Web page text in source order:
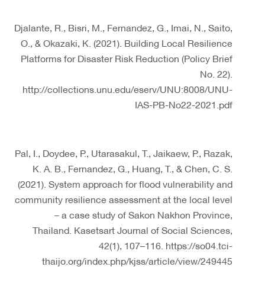
Djalante, R., Bisri, M., Fernandez, G., Imai, N., Saito,
O., & Okazaki, K. (2021). Building Local Resilience
Platforms for Disaster Risk Reduction (Policy Brief
No. 22).
http://collections.unu.edu/eserv/UNU:8008/UNU-
IAS-PB-No22-2021.pdf
Pal, I., Doydee, P., Utarasakul, T., Jaikaew, P., Razak,
K. A. B., Fernandez, G., Huang, T., & Chen, C. S.
(2021). System approach for flood vulnerability and
community resilience assessment at the local level
– a case study of Sakon Nakhon Province,
Thailand. Kasetsart Journal of Social Sciences,
42(1), 107–116. https://so04.tci-
thaijo.org/index.php/kjss/article/view/249445